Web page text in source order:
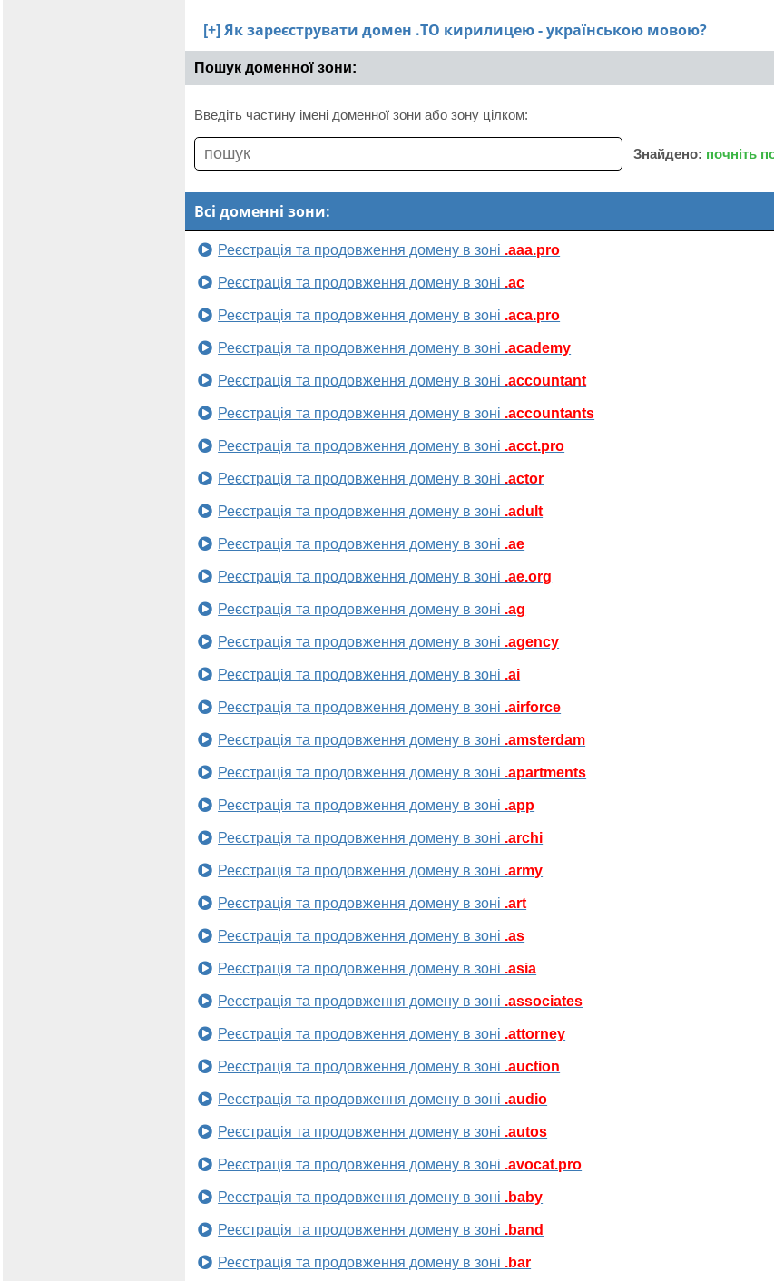
[+] Як зареєструвати домен .TO кирилицею - українською мовою?
Пошук доменної зони:
Введіть частину імені доменної зони або зону цілком:
Знайдено: почніть
Всі доменні зони:
Реєстрація та продовження домену в зоні .aaa.pro
Реєстрація та продовження домену в зоні .ac
Реєстрація та продовження домену в зоні .aca.pro
Реєстрація та продовження домену в зоні .academy
Реєстрація та продовження домену в зоні .accountant
Реєстрація та продовження домену в зоні .accountants
Реєстрація та продовження домену в зоні .acct.pro
Реєстрація та продовження домену в зоні .actor
Реєстрація та продовження домену в зоні .adult
Реєстрація та продовження домену в зоні .ae
Реєстрація та продовження домену в зоні .ae.org
Реєстрація та продовження домену в зоні .ag
Реєстрація та продовження домену в зоні .agency
Реєстрація та продовження домену в зоні .ai
Реєстрація та продовження домену в зоні .airforce
Реєстрація та продовження домену в зоні .amsterdam
Реєстрація та продовження домену в зоні .apartments
Реєстрація та продовження домену в зоні .app
Реєстрація та продовження домену в зоні .archi
Реєстрація та продовження домену в зоні .army
Реєстрація та продовження домену в зоні .art
Реєстрація та продовження домену в зоні .as
Реєстрація та продовження домену в зоні .asia
Реєстрація та продовження домену в зоні .associates
Реєстрація та продовження домену в зоні .attorney
Реєстрація та продовження домену в зоні .auction
Реєстрація та продовження домену в зоні .audio
Реєстрація та продовження домену в зоні .autos
Реєстрація та продовження домену в зоні .avocat.pro
Реєстрація та продовження домену в зоні .baby
Реєстрація та продовження домену в зоні .band
Реєстрація та продовження домену в зоні .bar